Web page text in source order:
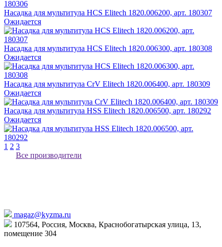
Насадка для мультитула HCS Elitech 1820.006200, арт. 180307
Ожидается
Насадка для мультитула HCS Elitech 1820.006300, арт. 180308
Ожидается
Насадка для мультитула CrV Elitech 1820.006400, арт. 180309
Ожидается
Насадка для мультитула HSS Elitech 1820.006500, арт. 180292
Ожидается
1 2 3
Все производители
magaz@kyzma.ru
107564, Россия, Москва, Краснобогатырская улица, 13,
помещение 304